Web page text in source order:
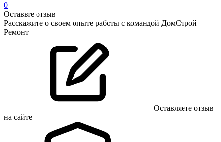
0
Оставьте отзыв
Расскажите о своем опыте работы с командой ДомCтрой
Ремонт
Оставляете отзыв
на сайте